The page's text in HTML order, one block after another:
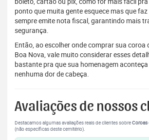
ponto que muita gente esquece mas que
sempre emite nota fiscal, garantindo mais
segurança.
Então, ao escolher onde comprar sua coroa
Boa Nova, vale muito considerar esses
bastante pra que sua homenagem
nenhuma dor de cabeça.
Avaliações de nossos
Destacamos algumas avaliações reais de clientes sobreCoroas
(não específicas deste cemitério).